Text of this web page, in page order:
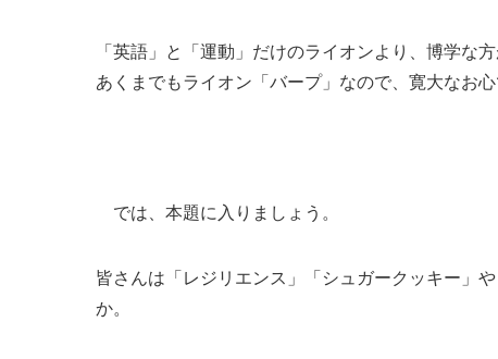
「英語」と「運動」だけのライオンより、博学な
あくまでもライオン「バープ」なので、寛大なお
では、本題に入りましょう。
皆さんは「レジリエンス」「シュガークッキー」
か。